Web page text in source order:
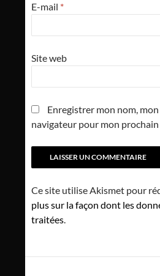
E-mail *
Site web
Enregistrer mon nom,
navigateur pour mon
Ce site utilise Akismet pour
plus sur la façon dont les
traitées.